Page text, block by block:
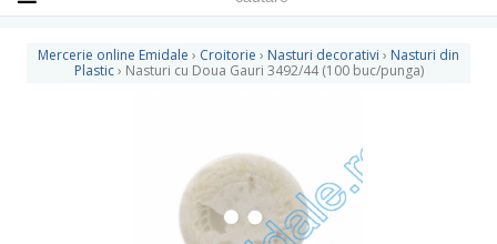
Mercerie online Emidale › Croitorie › Nasturi decorativi › Nasturi din
Plastic › Nasturi cu Doua Gauri 3492/44 (100 buc/punga)